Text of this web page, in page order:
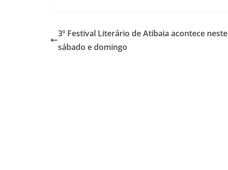
3º Festival Literário de Atibaia acontece neste
sábado e domingo